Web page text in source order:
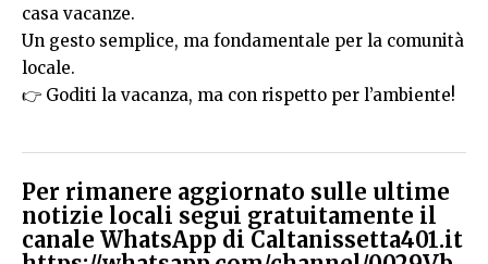
casa vacanze.
Un gesto semplice, ma fondamentale per la comunità
locale.
👉 Goditi la vacanza, ma con rispetto per l’ambiente!
Per rimanere aggiornato sulle ultime
notizie locali segui gratuitamente il
canale WhatsApp di Caltanissetta401.it